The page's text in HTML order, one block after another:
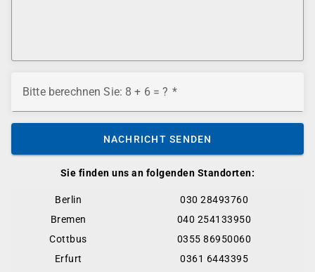
Sie finden uns an folgenden Standorten:
Berlin
030 28493760
Bremen
040 254133950
Cottbus
0355 86950060
Erfurt
0361 6443395
Bitte berechnen Sie: 8 + 6 = ?
NACHRICHT SENDEN